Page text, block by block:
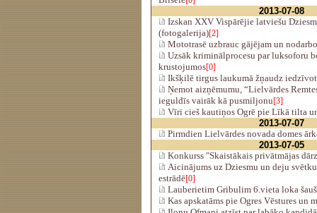
2013-07-08
Izskan XXV Vispārējie latviešu
(fotogalerija)[2]
Mototrasē uzbrauc gājējam un
Uzsāk kriminālprocesu par luksoforu
krustojumos[0]
Ikšķilē tirgus laukumā žņaudz
Ņemot aizņēmumu, “Lielvārdes
ieguldīs vairāk kā pusmiljonu[3]
Vīri cieš kautiņos Ogrē pie Līkā tilta
2013-07-07
Pirmdien Lielvārdes novada domes
2013-07-05
Konkurss "Skaistākais privātmājas
Aicinājums uz Dziesmu un deju
estrādē[0]
Lauberietim Gribulim 6.vieta loka
Kas apskatāms pie Ogres Vēstures un